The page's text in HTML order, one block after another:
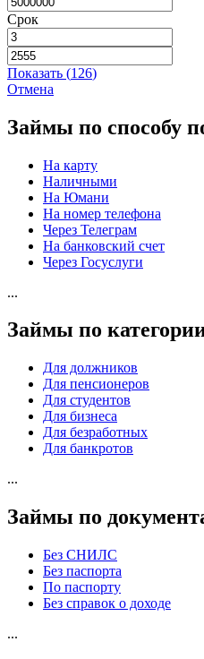
Срок
Показать (126)
Отмена
Займы по способу
На карту
Наличными
На Юмани
На номер телефона
Через Телеграм
На банковский счет
Через Госуслуги
...
Займы по
Для должников
Для пенсионеров
Для студентов
Для бизнеса
Для безработных
Для банкротов
...
Займы по
Без СНИЛС
Без паспорта
По паспорту
Без справок о доходе
...